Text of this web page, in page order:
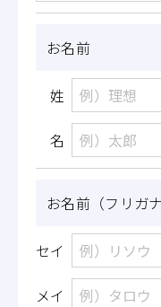
お名前
姓
名
お名前（フリガナ
セイ
メイ